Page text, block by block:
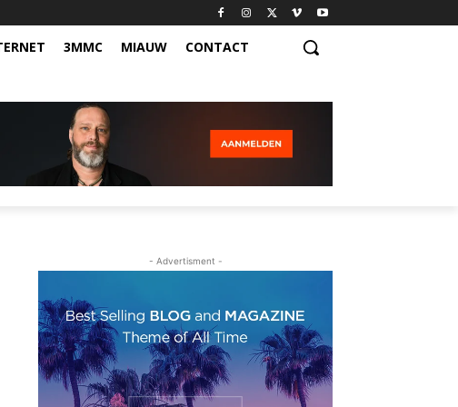
3MMC MIAUW CONTACT
- Advertisment -